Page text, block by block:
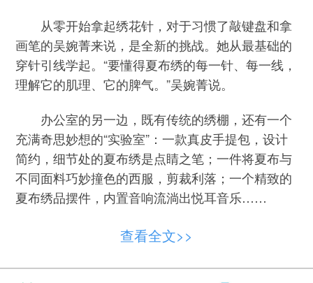
从零开始拿起绣花针，对于习惯了敲键盘和拿
画笔的吴婉菁来说，是全新的挑战。她从最基础的
穿针引线学起。“要懂得夏布绣的每一针、每一线，
理解它的肌理、它的脾气。”吴婉菁说。
办公室的另一边，既有传统的绣棚，还有一个
充满奇思妙想的“实验室”：一款真皮手提包，设计
简约，细节处的夏布绣是点睛之笔；一件将夏布与
不同面料巧妙撞色的西服，剪裁利落；一个精致的
夏布绣品摆件，内置音响流淌出悦耳音乐……
“我是非遗的传承者，也是夏布绣的‘经纪
课程……在新余的仙女湖马拉松上，1万份夏布绣
查看全文>>